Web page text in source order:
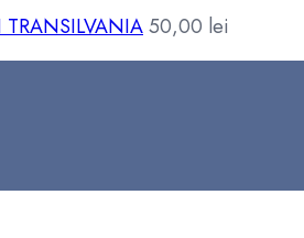
TRANSILVANIA50,00 lei